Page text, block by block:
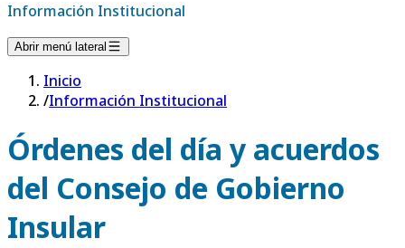
Información Institucional
Abrir menú lateral
Inicio
/Información Institucional
Órdenes del día y acuerdos
del Consejo de Gobierno
Insular